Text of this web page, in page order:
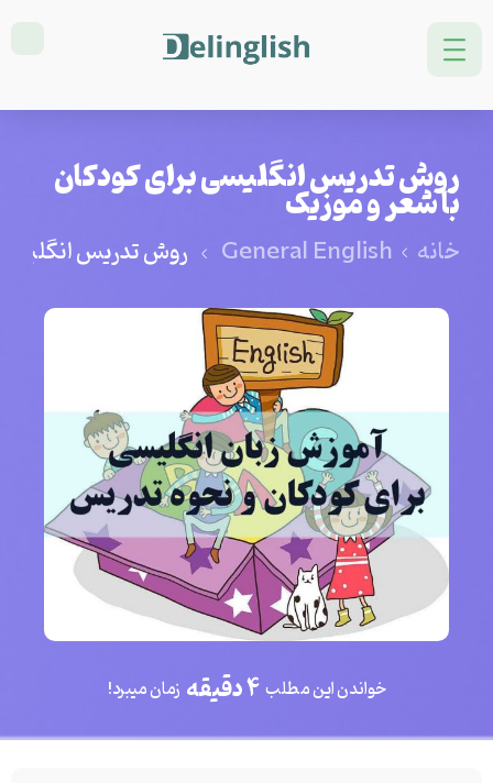
روش تدریس انگلیسی برای کودکان
با شعر و موزیک
خانه General English روش تدریس
خواندن این مطلب4 دقیقه زمان میبرد!